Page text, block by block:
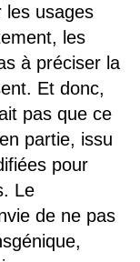
les usages
les
à préciser la
Et donc,
pas que ce
partie, issu
pour
Le
de ne pas